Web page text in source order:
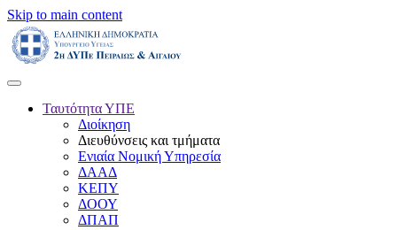
Skip to main content
Ταυτότητα ΥΠΕ
Διοίκηση
Διευθύνσεις και τμήματα
Ενιαία Νομική Υπηρεσία
ΔΑΑΔ
ΚΕΠΥ
ΔΟΟΥ
ΔΠΑΠ